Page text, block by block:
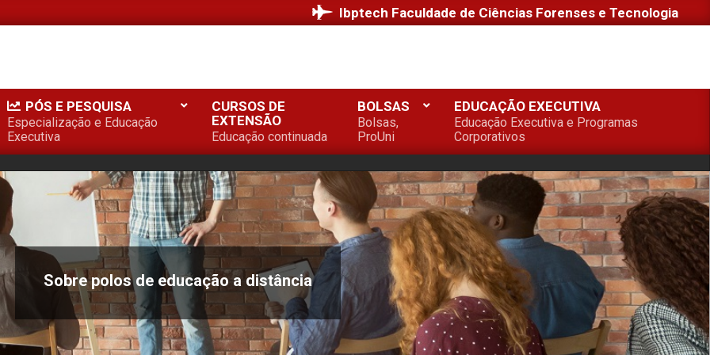
Ibptech Faculdade de Ciências Forenses e Tecnologia
PÓS E PESQUISA
Especialização e Educação
Executiva
CURSOS DE
EXTENSÃO
Educação continuada
BOLSAS
Bolsas,
ProUni
EDUCAÇÃO EXECUTIVA
Educação Executiva e Programas
Corporativos
Sobre polos de educação a distância